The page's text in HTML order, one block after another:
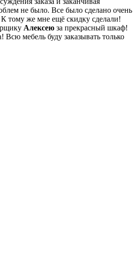
не было. Все было сделано очень
тому же мне ещё скидку сделали!
Алексею за прекрасный шкаф!
Всю мебель буду заказывать только